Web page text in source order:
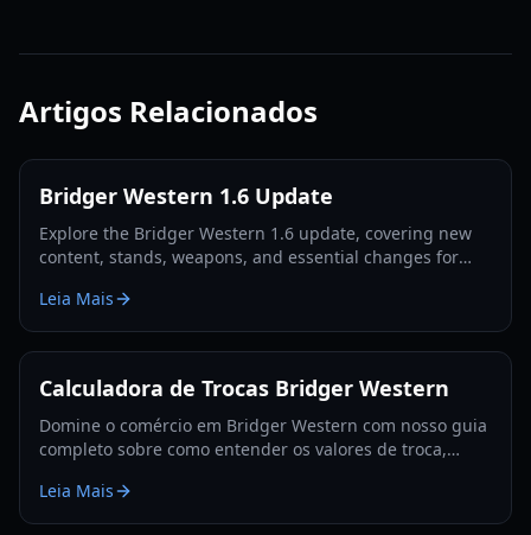
Artigos Relacionados
Bridger Western 1.6 Update
Explore the Bridger Western 1.6 update, covering new
content, stands, weapons, and essential changes for
Leia Mais
Calculadora de Trocas Bridger Western
Domine o comércio em Bridger Western com nosso guia
completo sobre como entender os valores de troca,
informadas.
Leia Mais